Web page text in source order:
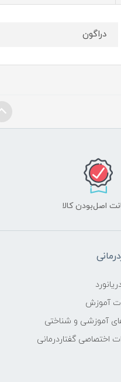
دراگون
اصل‌بودن کالا
آموزش
آموزشی و شناختی
اختصاصی گفتاردرمانی